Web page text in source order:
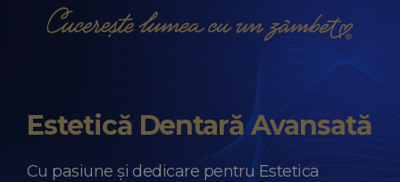
Estetică Dentară Avansată
Cu pasiune și dedicare pentru Estetica